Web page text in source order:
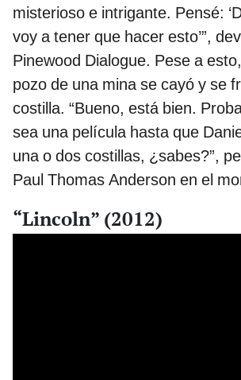
misterioso e intrigante. Pensé:
voy a tener que hacer esto’”,
Pinewood Dialogue. Pese a
pozo de una mina se cayó y se
costilla. “Bueno, está bien.
sea una película hasta que
una o dos costillas, ¿sabes?”,
Paul Thomas Anderson en el
“Lincoln” (2012)